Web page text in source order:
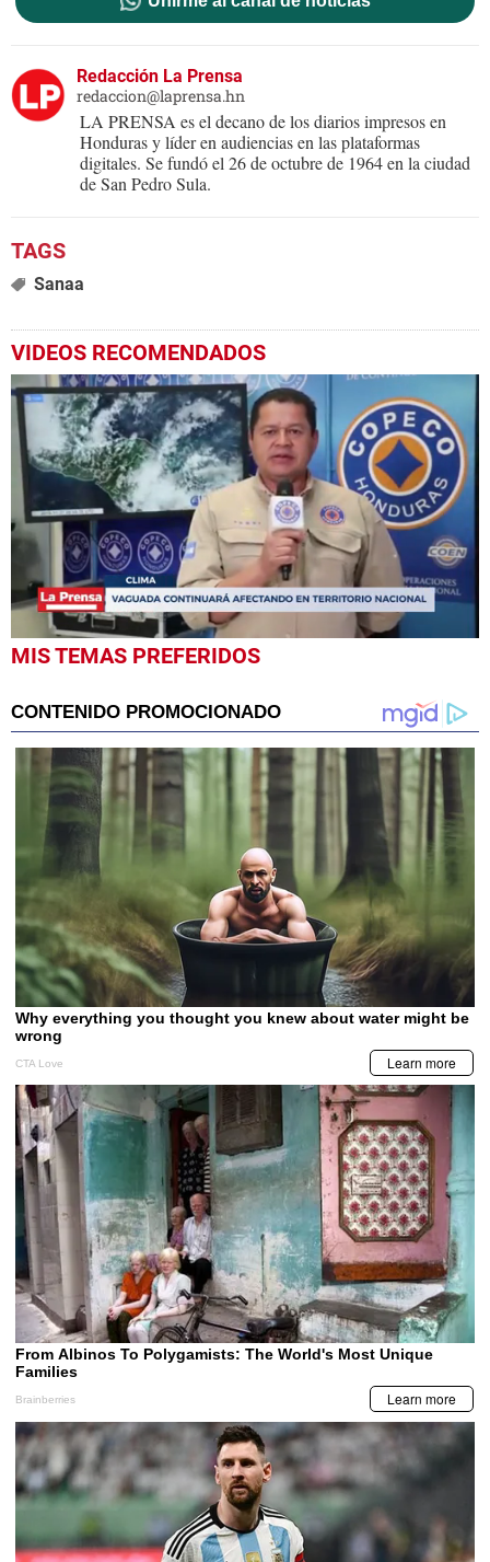
Redacción La Prensa
redaccion@laprensa.hn
LA PRENSA es el decano de los diarios impresos en
Honduras y líder en audiencias en las plataformas
digitales. Se fundó el 26 de octubre de 1964 en la ciudad
de San Pedro Sula.
Sanaa
VIDEOS RECOMENDADOS
0
seconds
minute,
0
MIS TEMAS PREFERIDOS